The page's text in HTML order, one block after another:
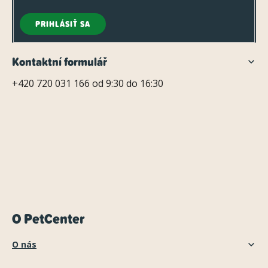
PRIHLÁSIŤ SA
Kontaktní formulář
+420 720 031 166 od 9:30 do 16:30
O PetCenter
O nás